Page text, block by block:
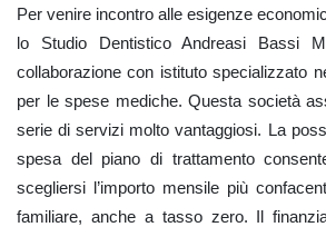
Per venire incontro alle esigenze
lo Studio Dentistico Andreasi Bassi
collaborazione con istituto specializzato
per le spese mediche. Questa società
serie di servizi molto vantaggiosi. La
spesa del piano di trattamento
scegliersi l’importo mensile più
familiare, anche a tasso zero. Il